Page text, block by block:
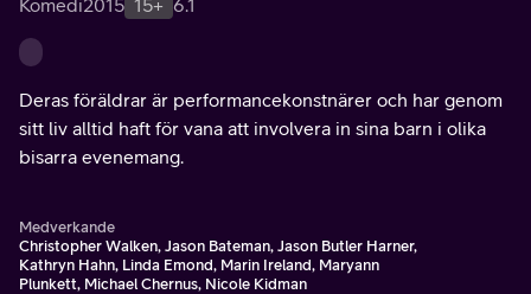
Komedi2015 15+ 6.1
Deras föräldrar är performancekonstnärer och har genom
sitt liv alltid haft för vana att involvera in sina barn i olika
bisarra evenemang.
Medverkande
Christopher Walken, Jason Bateman, Jason Butler Harner,
Kathryn Hahn, Linda Emond, Marin Ireland, Maryann
Plunkett, Michael Chernus, Nicole Kidman